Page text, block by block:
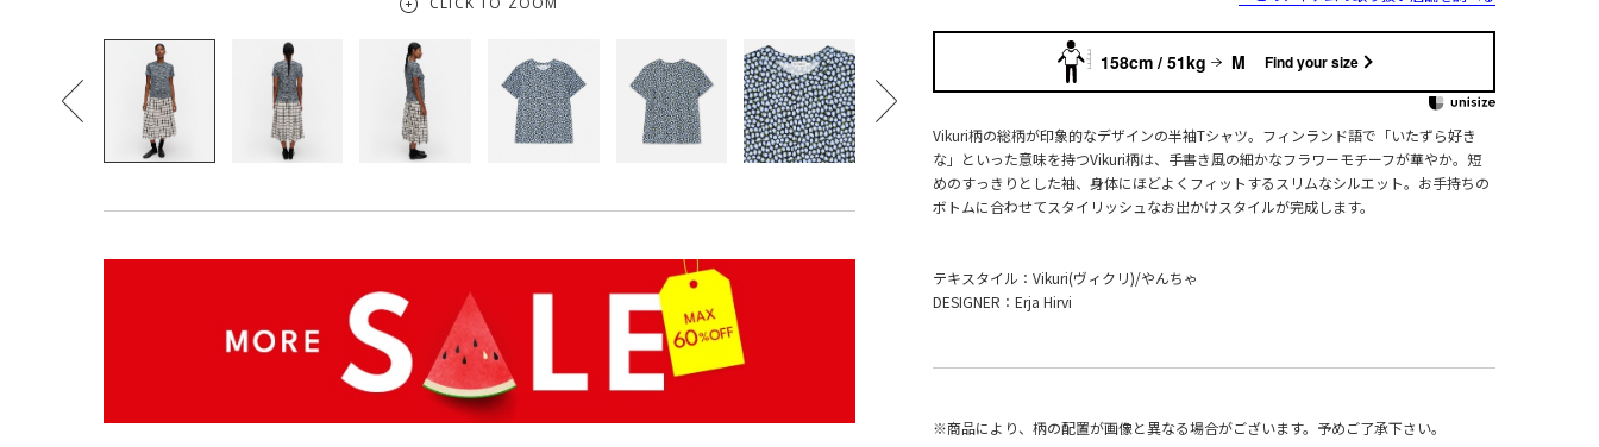
158cm / 51kg M Find your size
Vikuri柄の総柄が印象的なデザインの半袖Tシャツ。フィンランド語で「いたずら好き
な」といった意味を持つVikuri柄は、手書き風の細かなフラワーモチーフが華やか。短
めのすっきりとした袖、身体にほどよくフィットするスリムなシルエット。お手持ちの
ボトムに合わせてスタイリッシュなお出かけスタイルが完成します。
テキスタイル：Vikuri(ヴィクリ)/やんちゃ
DESIGNER：Erja Hirvi
※商品により、柄の配置が画像と異なる場合がございます。予めご了承下さい。